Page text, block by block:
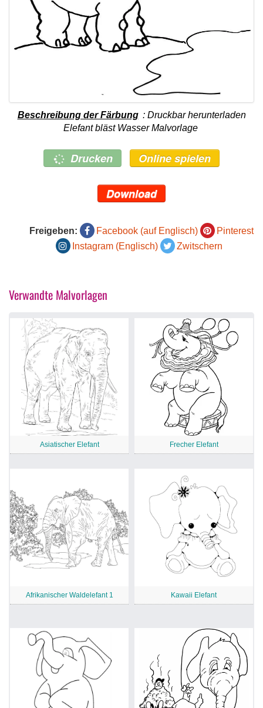
Beschreibung der Färbung : Druckbar herunterladen
Elefant bläst Wasser Malvorlage
Drucken Online spielen
Download
Freigeben: Facebook (auf Englisch)
Pinterest
Instagram (Englisch)
Zwitschern
Verwandte Malvorlagen
Asiatischer Elefant Frecher Elefant
Afrikanischer Waldelefant 1 Kawaii Elefant